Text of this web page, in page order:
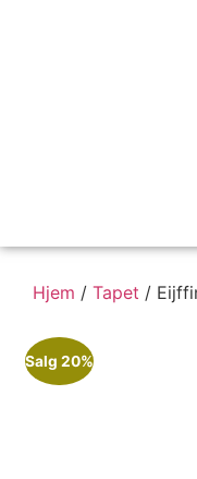
Hjem / Tapet /
Salg 20%